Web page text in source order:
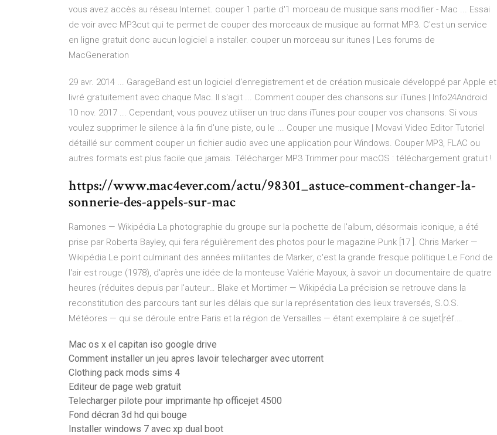
vous avez accès au réseau Internet. couper 1 partie d'1 morceau de musique sans modifier - Mac ... Essai
de voir avec MP3cut qui te permet de couper des morceaux de musique au format MP3. C'est un service
en ligne gratuit donc aucun logiciel a installer. couper un morceau sur itunes | Les forums de
MacGeneration
29 avr. 2014 ... GarageBand est un logiciel d'enregistrement et de création musicale développé par Apple et
livré gratuitement avec chaque Mac. Il s'agit ... Comment couper des chansons sur iTunes | Info24Android
10 nov. 2017 ... Cependant, vous pouvez utiliser un truc dans iTunes pour couper vos chansons. Si vous
voulez supprimer le silence à la fin d'une piste, ou le ... Couper une musique | Movavi Video Editor Tutoriel
détaillé sur comment couper un fichier audio avec une application pour Windows. Couper MP3, FLAC ou
autres formats est plus facile que jamais. Télécharger MP3 Trimmer pour macOS : téléchargement gratuit !
https://www.mac4ever.com/actu/98301_astuce-comment-changer-la-
sonnerie-des-appels-sur-mac
Ramones — Wikipédia La photographie du groupe sur la pochette de l'album, désormais iconique, a été
prise par Roberta Bayley, qui fera régulièrement des photos pour le magazine Punk [17 ]. Chris Marker —
Wikipédia Le point culminant des années militantes de Marker, c'est la grande fresque politique Le Fond de
l'air est rouge (1978), d'après une idée de la monteuse Valérie Mayoux, à savoir un documentaire de quatre
heures (réduites depuis par l'auteur… Blake et Mortimer — Wikipédia La précision se retrouve dans la
reconstitution des parcours tant sur les délais que sur la représentation des lieux traversés, S.O.S.
Météores — qui se déroule entre Paris et la région de Versailles — étant exemplaire à ce sujet[réf.…
Mac os x el capitan iso google drive
Comment installer un jeu apres lavoir telecharger avec utorrent
Clothing pack mods sims 4
Editeur de page web gratuit
Telecharger pilote pour imprimante hp officejet 4500
Fond décran 3d hd qui bouge
Installer windows 7 avec xp dual boot